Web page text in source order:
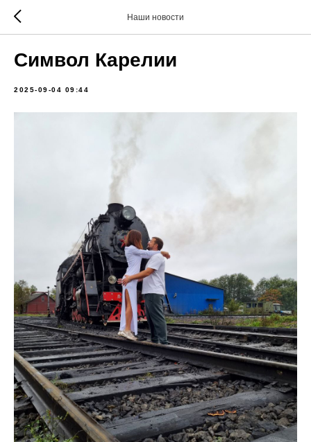
Наши новости
Символ Карелии
2025-09-04 09:44